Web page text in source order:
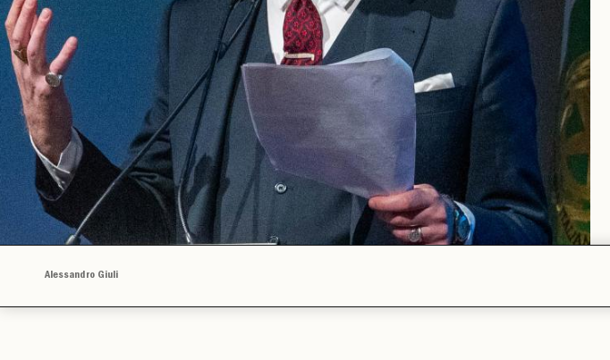
Alessandro Giuli